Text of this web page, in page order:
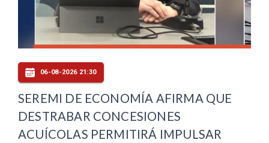
06-08-2026 21:30
SEREMI DE ECONOMÍA AFIRMA QUE
DESTRABAR CONCESIONES
ACUÍCOLAS PERMITIRÁ IMPULSAR